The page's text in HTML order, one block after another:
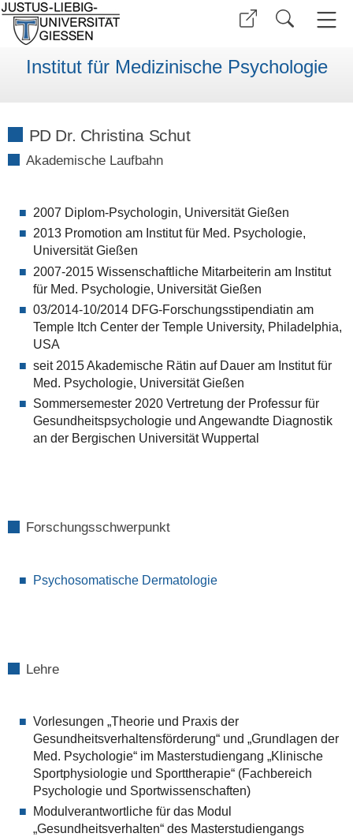
Institut für Medizinische Psychologie
PD Dr. Christina Schut
Akademische Laufbahn
2007 Diplom-Psychologin, Universität Gießen
2013 Promotion am Institut für Med. Psychologie,
Universität Gießen
2007-2015 Wissenschaftliche Mitarbeiterin am Institut
für Med. Psychologie, Universität Gießen
03/2014-10/2014 DFG-Forschungsstipendiatin am
Temple Itch Center der Temple University, Philadelphia,
USA
seit 2015 Akademische Rätin auf Dauer am Institut für
Med. Psychologie, Universität Gießen
Sommersemester 2020 Vertretung der Professur für
Gesundheitspsychologie und Angewandte Diagnostik
an der Bergischen Universität Wuppertal
Forschungsschwerpunkt
Psychosomatische Dermatologie
Lehre
Vorlesungen „Theorie und Praxis der
Gesundheitsverhaltensförderung“ und „Grundlagen der
Med. Psychologie“ im Masterstudiengang „Klinische
Sportphysiologie und Sporttherapie“ (Fachbereich
Psychologie und Sportwissenschaften)
Modulverantwortliche für das Modul
„Gesundheitsverhalten“ des Masterstudiengangs